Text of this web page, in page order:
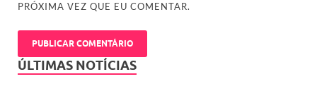
PRÓXIMA VEZ QUE EU COMENTAR.
ÚLTIMAS NOTÍCIAS